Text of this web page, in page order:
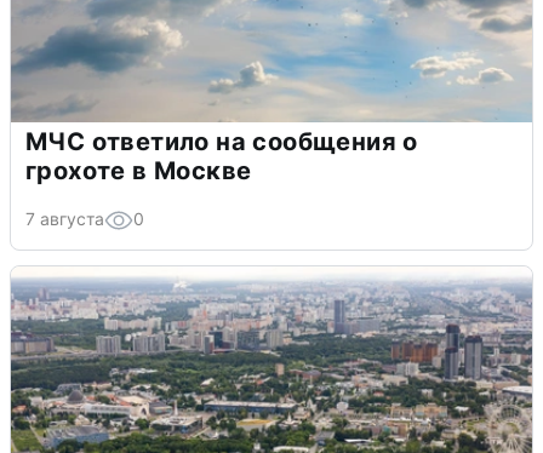
МЧС ответило на сообщения о
грохоте в Москве
7 августа 0